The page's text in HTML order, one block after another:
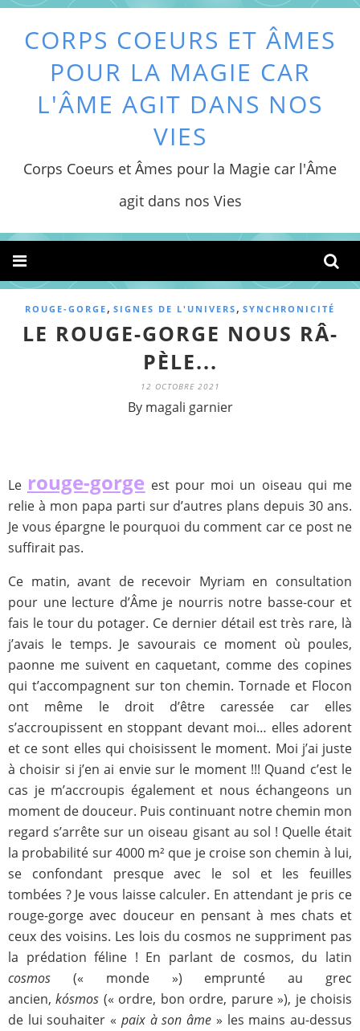
CORPS COEURS ET ÂMES
POUR LA MAGIE CAR
L'ÂME AGIT DANS NOS
VIES
Corps Coeurs et Âmes pour la Magie car l'Âme
agit dans nos Vies
ROUGE-GORGE , SIGNES DE L'UNIVERS , SYNCHRONICITÉ
LE ROUGE-GORGE NOUS RÂ-
PÈLE...
12 OCTOBRE 2021
By magali garnier
Le rouge-gorge est pour moi un oiseau qui me
relie à mon papa parti sur d’autres plans depuis 30 ans.
Je vous épargne le pourquoi du comment car ce post ne
suffirait pas.
Ce matin, avant de recevoir Myriam en consultation
pour une lecture d’Âme je nourris notre basse-cour et
fais le tour du potager. Ce dernier détail est très rare, là
j’avais le temps. Je savourais ce moment où poules,
paonne me suivent en caquetant, comme des copines
qui t’accompagnent sur ton chemin. Tornade et Flocon
ont même le droit d’être caressée car elles
s’accroupissent en stoppant devant moi… elles adorent
et ce sont elles qui choisissent le moment. Moi j’ai juste
à choisir si j’en ai envie sur le moment !!! Quand c’est le
cas je m’accroupis également et nous échangeons un
moment de douceur. Puis continuant notre chemin mon
regard s’arrête sur un oiseau gisant au sol ! Quelle était
la probabilité sur 4000 m² que je croise son chemin à lui,
se confondant presque avec le sol et les feuilles
tombées ? Je vous laisse calculer. En attendant je pris ce
rouge-gorge avec douceur en pensant à mes chats et
ceux des voisins. Les lois du cosmos ne suppriment pas
la prédation féline ! En parlant de cosmos, du latin
cosmos (« monde ») emprunté au grec
ancien,kósmos (« ordre, bon ordre, parure »), je choisis
de lui souhaiter « paix à son âme » les mains au-dessus